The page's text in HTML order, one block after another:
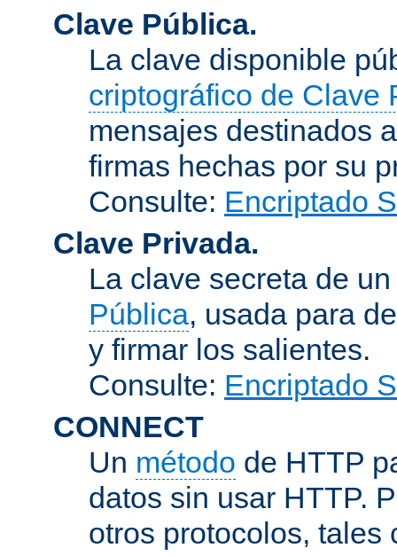
Clave Pública.
La clave disponible
criptográfico de Clave
mensajes destinados
firmas hechas por su
Consulte: Encriptado
Clave Privada.
La clave secreta de
Pública, usada para
y firmar los salientes.
Consulte: Encriptado
CONNECT
Un método de HTTP
datos sin usar HTTP.
otros protocolos, tales